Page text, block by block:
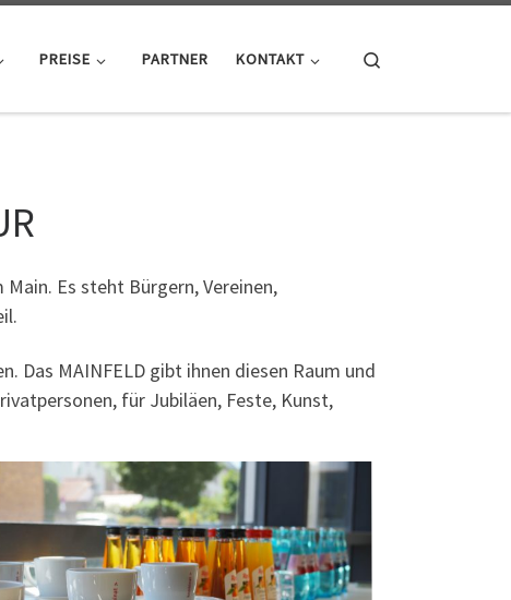
PREISE PARTNER KONTAKT
Es steht Bürgern, Vereinen,
Das MAINFELD gibt ihnen diesen Raum und
für Jubiläen, Feste, Kunst,